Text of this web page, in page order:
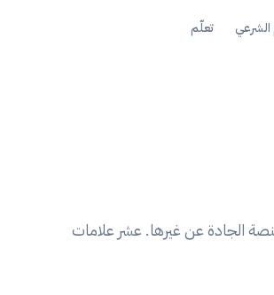
الشرعي تعلّم
الجادة عن غيرها. عشر علامات